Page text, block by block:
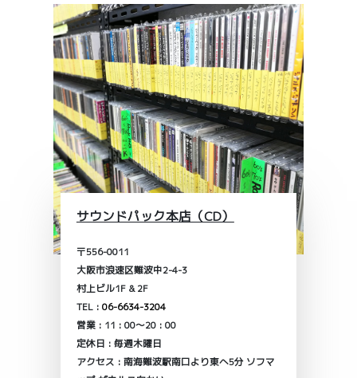
サウンドパック本店（CD）
〒556-0011
大阪市浪速区難波中2-4-3
村上ビル1F & 2F
TEL : 06-6634-3204
営業 : 11 : 00～20 : 00
定休日 : 毎週木曜日
アクセス : 南海難波駅南口より東へ5分 ソフマ